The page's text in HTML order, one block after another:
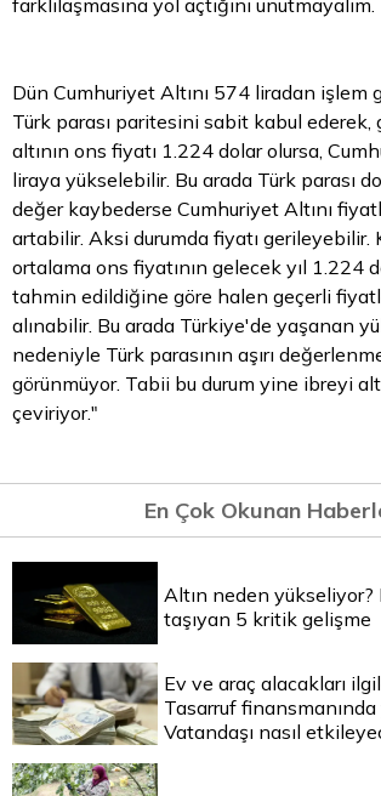
farklılaşmasına yol açtığını unutmayalım.
Dün Cumhuriyet Altını 574 liradan işlem
Türk parası paritesini sabit kabul ederek,
altının ons fiyatı 1.224 dolar olursa,
liraya yükselebilir. Bu arada Türk parası
değer kaybederse Cumhuriyet Altını
artabilir. Aksi durumda fiyatı gerileyebilir.
ortalama ons fiyatının gelecek yıl 1.224
tahmin edildiğine göre halen geçerli
alınabilir. Bu arada Türkiye'de yaşanan
nedeniyle Türk parasının aşırı
görünmüyor. Tabii bu durum yine ibreyi
çeviriyor."
En Çok Okunan
Altın neden yükseliyor?
taşıyan 5 kritik gelişme
Ev ve araç alacakları
Tasarruf
Vatandaşı nasıl